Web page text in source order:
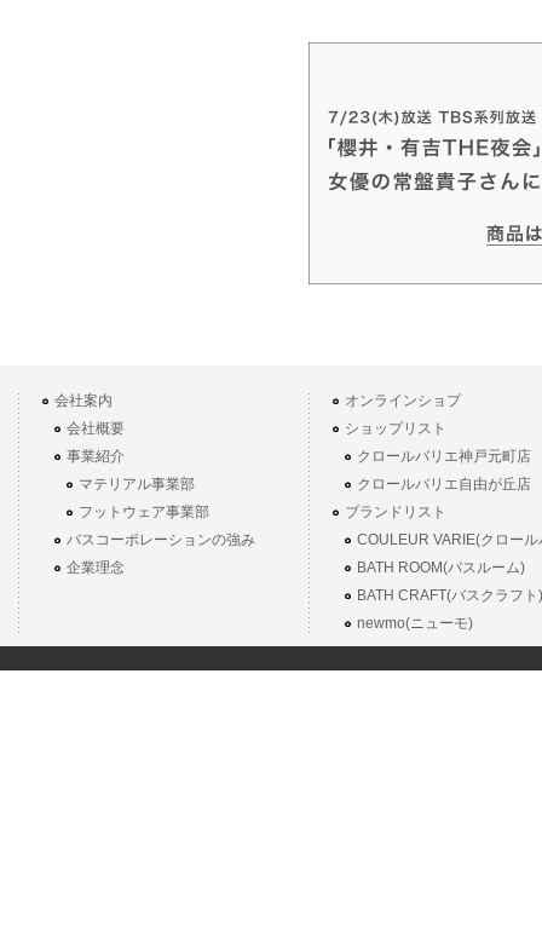
会社案内
会社概要
事業紹介
マテリアル事業部
フットウェア事業部
バスコーポレーションの強み
企業理念
オンラインショプ
ショップリスト
クロールバリエ神戸元町店
クロールバリエ自由が丘店
ブランドリスト
COULEUR VARIE(クロール
BATH ROOM(バスルーム)
BATH CRAFT(バスクラフト)
newmo(ニューモ)